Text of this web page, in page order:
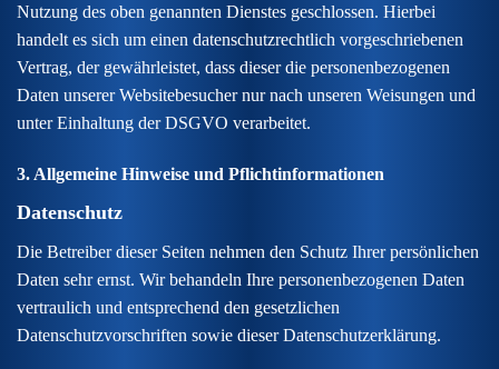
Nutzung des oben genannten Dienstes geschlossen. Hierbei
handelt es sich um einen datenschutzrechtlich vorgeschriebenen
Vertrag, der gewährleistet, dass dieser die personenbezogenen
Daten unserer Websitebesucher nur nach unseren Weisungen und
unter Einhaltung der DSGVO verarbeitet.
3. Allgemeine Hinweise und Pflicht­informationen
Datenschutz
Die Betreiber dieser Seiten nehmen den Schutz Ihrer persönlichen
Daten sehr ernst. Wir behandeln Ihre personenbezogenen Daten
vertraulich und entsprechend den gesetzlichen
Datenschutzvorschriften sowie dieser Datenschutzerklärung.